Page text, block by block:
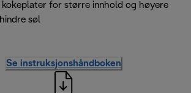
kokeplater for større innhold og høyere
søl
Se instruksjonshåndboken